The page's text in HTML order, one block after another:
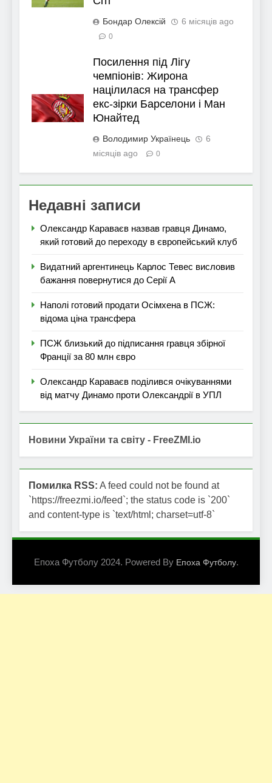
Бондар Олексій 6 місяців ago
0
Посилення під Лігу
чемпіонів: Жирона
націлилася на трансфер
екс-зірки Барселони і Ман
Юнайтед
Володимир Українець
6
місяців ago
0
Недавні записи
Олександр Караваєв назвав гравця Динамо,
який готовий до переходу в європейський клуб
Видатний аргентинець Карлос Тевес висловив
бажання повернутися до Серії А
Наполі готовий продати Осімхена в ПСЖ:
відома ціна трансфера
ПСЖ близький до підписання гравця збірної
Франції за 80 млн євро
Олександр Караваєв поділився очікуваннями
від матчу Динамо проти Олександрії в УПЛ
Новини України та світу - FreeZMI.io
Помилка RSS: A feed could not be found at
`https://freezmi.io/feed`; the status code is `200`
and content-type is `text/html; charset=utf-8`
Епоха Футболу 2024. Powered By Епоха Футболу.